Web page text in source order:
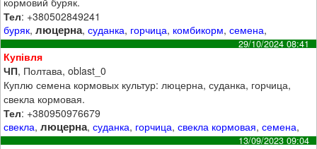
Тел: +380502849241
буряк,люцерна,суданка, горчица, комбикорм,семена,
29/10/2024 08:41
Купівля
ЧП, Полтава, oblast_0
Куплю семена кормовых культур: люцерна, суданка, горчица,
свекла кормовая.
Тел: +380950976679
свекла,люцерна,суданка, горчица,свекла кормовая,семена,
13/09/2023 09:04